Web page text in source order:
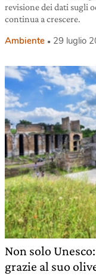
revisione dei dati sugli
continua a crescere.
Ambiente 29 luglio
Non solo
grazie al suo